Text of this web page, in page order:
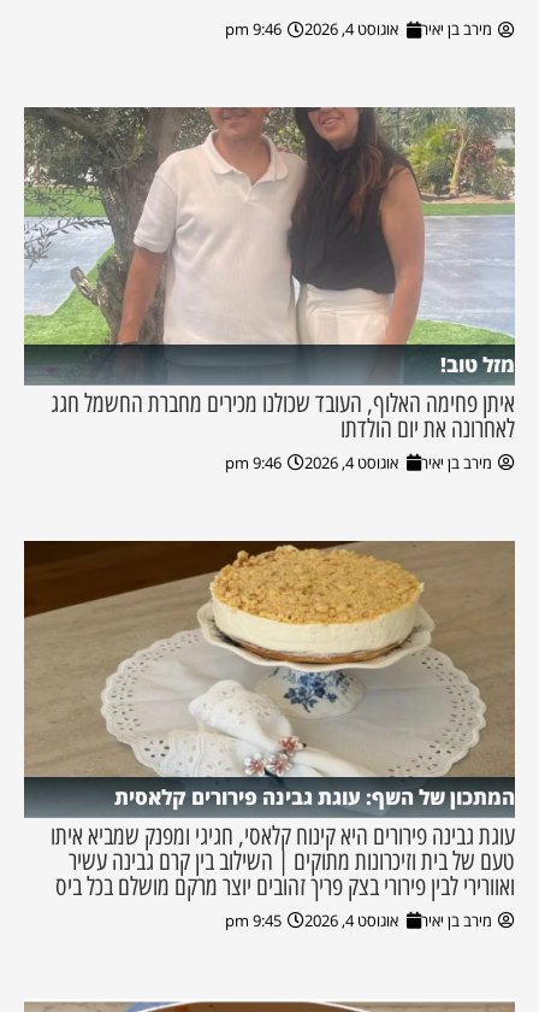
מירב בן יאיר אוגוסט 4, 2026 9:46 pm
מזל טוב!
איתן פחימה האלוף, העובד שכולנו מכירים מחברת החשמל חגג
לאחרונה את יום הולדתו
מירב בן יאיר אוגוסט 4, 2026 9:46 pm
המתכון של השף: עוגת גבינה פירורים קלאסית
עוגת גבינה פירורים היא קינוח קלאסי, חגיגי ומפנק שמביא איתו
טעם של בית וזיכרונות מתוקים | השילוב בין קרם גבינה עשיר
ואוורירי לבין פירורי בצק פריך זהובים יוצר מרקם מושלם בכל ביס
מירב בן יאיר אוגוסט 4, 2026 9:45 pm